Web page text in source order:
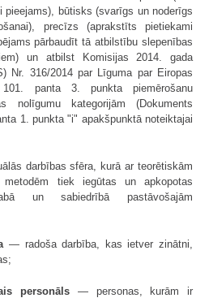
pieejams), būtisks (svarīgs un noderīgs
precīzs (aprakstīts pietiekami
pārbaudīt tā atbilstību slepenības
un atbilst Komisijas 2014. gada
Nr. 316/2014 par Līguma par Eiropas
panta 3. punkta piemērošanu
nolīgumu kategorijām (Dokuments
1. punkta "i" apakšpunktā noteiktajai
darbības sfēra, kurā ar teorētiskām
metodēm tiek iegūtas un apkopotas
un sabiedrībā pastāvošajām
— radoša darbība, kas ietver zinātni,
personāls — personas, kurām ir